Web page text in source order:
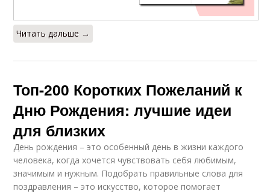
Читать дальше →
Топ-200 Коротких Пожеланий к
Дню Рождения: лучшие идеи
для близких
День рождения – это особенный день в жизни каждого
человека, когда хочется чувствовать себя любимым,
значимым и нужным. Подобрать правильные слова для
поздравления – это искусство, которое помогает